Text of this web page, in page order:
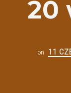
20
on 11